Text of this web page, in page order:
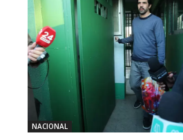
NACIONAL